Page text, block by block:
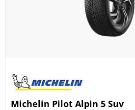
Michelin Pilot Alpin 5 Suv